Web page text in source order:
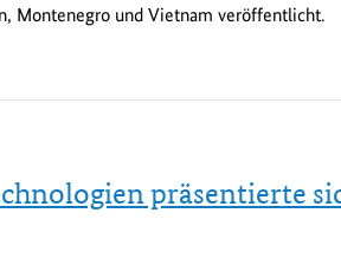
Montenegro und Vietnam veröffentlicht.
präsentierte